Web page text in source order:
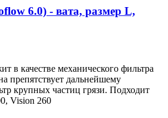
6.0) - вата, размер L,
в качестве механического фильтра
препятствует дальнейшему
крупных частиц грязи. Подходит
Vision 260